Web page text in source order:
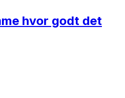
hvor godt det